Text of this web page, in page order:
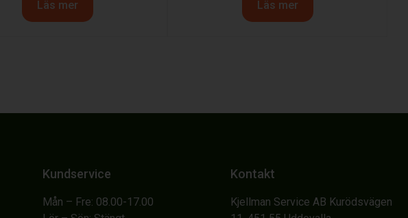
Läs mer Läs mer
Kundservice
Mån – Fre: 08.00-17.00
Kontakt
Kjellman Service AB Kurödsvägen